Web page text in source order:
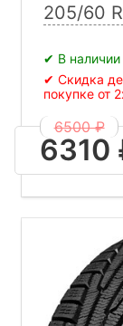
205/60
✔ В наличии
✔ Скидка
покупке от
6500 ₽
6310